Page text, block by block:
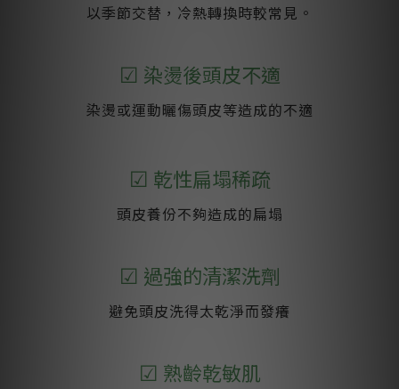
以季節交替，冷熱轉換時較常見。
☑ 染燙後頭皮不適
染燙或運動曬傷頭皮等造成的不適
☑ 乾性扁塌稀疏
頭皮養份不夠造成的扁塌
☑ 過強的清潔洗劑
避免頭皮洗得太乾淨而發癢
☑ 熟齡乾敏肌